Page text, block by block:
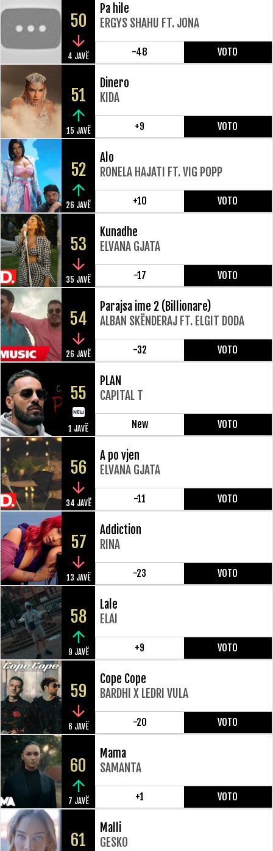
50
4 JAVË
Pa hile
ERGYS SHAHU FT. JONA
-48 VOTO
51
15 JAVË
Dinero
KIDA
+9 VOTO
52
26 JAVË
Alo
RONELA HAJATI FT. VIG POPP
+10 VOTO
53
35 JAVË
Kunadhe
ELVANA GJATA
-17 VOTO
54
26 JAVË
Parajsa ime 2 (Billionare)
ALBAN SKËNDERAJ FT. ELGIT DODA
-32 VOTO
55
1 JAVË
PLAN
CAPITAL T
New VOTO
56
34 JAVË
A po vjen
ELVANA GJATA
-11 VOTO
57
13 JAVË
Addiction
RINA
-23 VOTO
58
9 JAVË
Lale
ELAI
+9 VOTO
59
6 JAVË
Cope Cope
BARDHI X LEDRI VULA
-20 VOTO
60
7 JAVË
Mama
SAMANTA
+1 VOTO
61
Malli
GESKO